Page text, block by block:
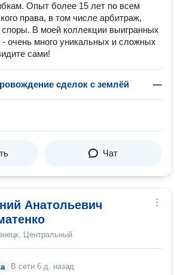
Опыт более 15 лет по всем
права, в том числе арбитраж,
В моей коллекции выигранных
очень много уникальных и сложных
сами!
сделок с землёй —
Чат
Анатольевич
Центральный
В сети 6 д. назад